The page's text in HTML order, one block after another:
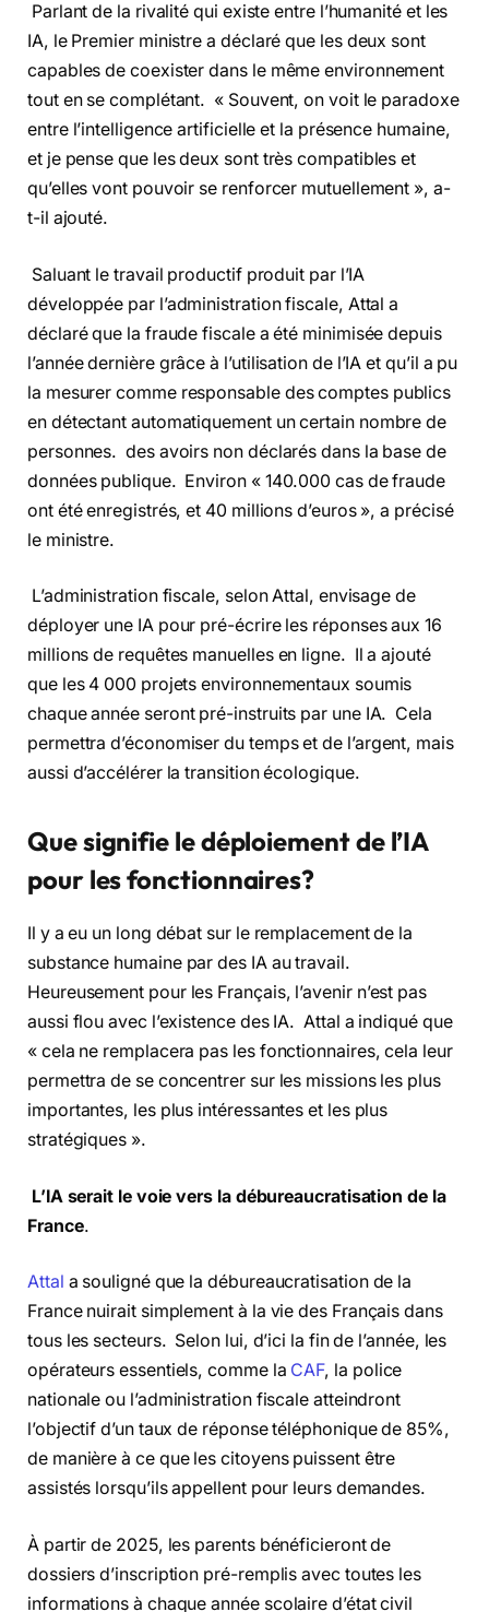
Parlant de la rivalité qui existe entre l’humanité et les
IA, le Premier ministre a déclaré que les deux sont
capables de coexister dans le même environnement
tout en se complétant. « Souvent, on voit le paradoxe
entre l’intelligence artificielle et la présence humaine,
et je pense que les deux sont très compatibles et
qu’elles vont pouvoir se renforcer mutuellement », a-
t-il ajouté.
Saluant le travail productif produit par l’IA
développée par l’administration fiscale, Attal a
déclaré que la fraude fiscale a été minimisée depuis
l’année dernière grâce à l’utilisation de l’IA et qu’il a pu
la mesurer comme responsable des comptes publics
en détectant automatiquement un certain nombre de
personnes. des avoirs non déclarés dans la base de
données publique. Environ « 140.000 cas de fraude
ont été enregistrés, et 40 millions d’euros », a précisé
le ministre.
L’administration fiscale, selon Attal, envisage de
déployer une IA pour pré-écrire les réponses aux 16
millions de requêtes manuelles en ligne. Il a ajouté
que les 4 000 projets environnementaux soumis
chaque année seront pré-instruits par une IA. Cela
permettra d’économiser du temps et de l’argent, mais
aussi d’accélérer la transition écologique.
Que signifie le déploiement de l’IA
pour les fonctionnaires?
Il y a eu un long débat sur le remplacement de la
substance humaine par des IA au travail.
Heureusement pour les Français, l’avenir n’est pas
aussi flou avec l’existence des IA. Attal a indiqué que
« cela ne remplacera pas les fonctionnaires, cela leur
permettra de se concentrer sur les missions les plus
importantes, les plus intéressantes et les plus
stratégiques ».
L’IA serait le voie vers la débureaucratisation de la
France.
Attal a souligné que la débureaucratisation de la
France nuirait simplement à la vie des Français dans
tous les secteurs. Selon lui, d’ici la fin de l’année, les
opérateurs essentiels, comme la CAF, la police
nationale ou l’administration fiscale atteindront
l’objectif d’un taux de réponse téléphonique de 85%,
de manière à ce que les citoyens puissent être
assistés lorsqu’ils appellent pour leurs demandes.
À partir de 2025, les parents bénéficieront de
dossiers d’inscription pré-remplis avec toutes les
informations à chaque année scolaire d’état civil